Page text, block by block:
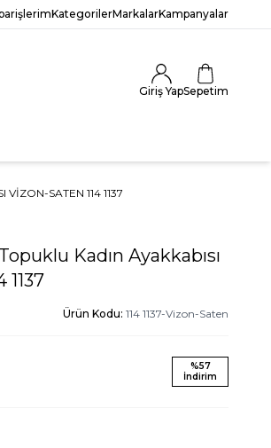
KategorilerMarkalarKampanyalar
Giriş YapSepetim
SATEN 114 1137
Kadın Ayakkabısı
1137
Ürün Kodu: 114 1137-Vizon-Saten
%57
İndirim